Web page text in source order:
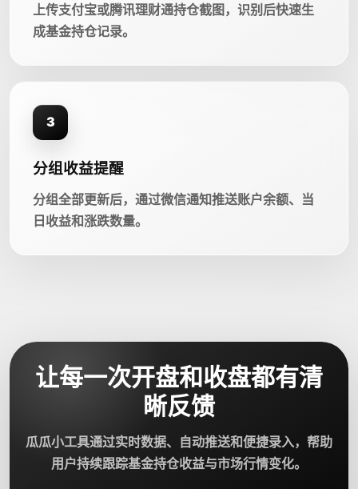
上传支付宝或腾讯理财通持仓截图，识别后快速生
成基金持仓记录。
3
分组收益提醒
分组全部更新后，通过微信通知推送账户余额、当
日收益和涨跌数量。
让每一次开盘和收盘都有清
晰反馈
瓜瓜小工具通过实时数据、自动推送和便捷录入，帮助
用户持续跟踪基金持仓收益与市场行情变化。